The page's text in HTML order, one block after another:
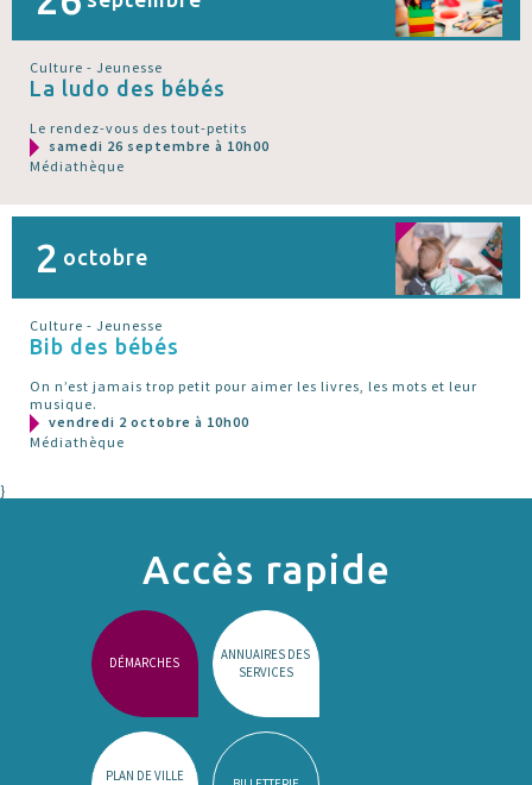
Culture - Jeunesse
La ludo des bébés
Le rendez-vous des tout-petits
samedi 26 septembre à 10h00
Médiathèque
2 octobre
Culture - Jeunesse
Bib des bébés
On n’est jamais trop petit pour aimer les livres, les mots et leur
musique.
vendredi 2 octobre à 10h00
Médiathèque
}
Accès rapide
DÉMARCHES
ANNUAIRES DES
SERVICES
PLAN DE VILLE